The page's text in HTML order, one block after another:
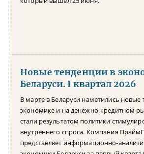
Новые тенденции в
Беларуси. I квартал 2026
В марте в Беларуси наметились новые
экономике и на денежно-кредитном
стали результатом политики
внутреннего спроса. Компания
представляет информационно-